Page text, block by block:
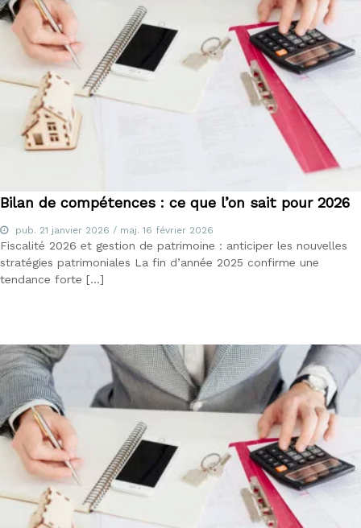
Bilan de compétences : ce que l’on sait pour 2026
pub. 21 janvier 2026 / maj. 16 février 2026
Fiscalité 2026 et gestion de patrimoine : anticiper les nouvelles
stratégies patrimoniales La fin d’année 2025 confirme une
tendance forte […]